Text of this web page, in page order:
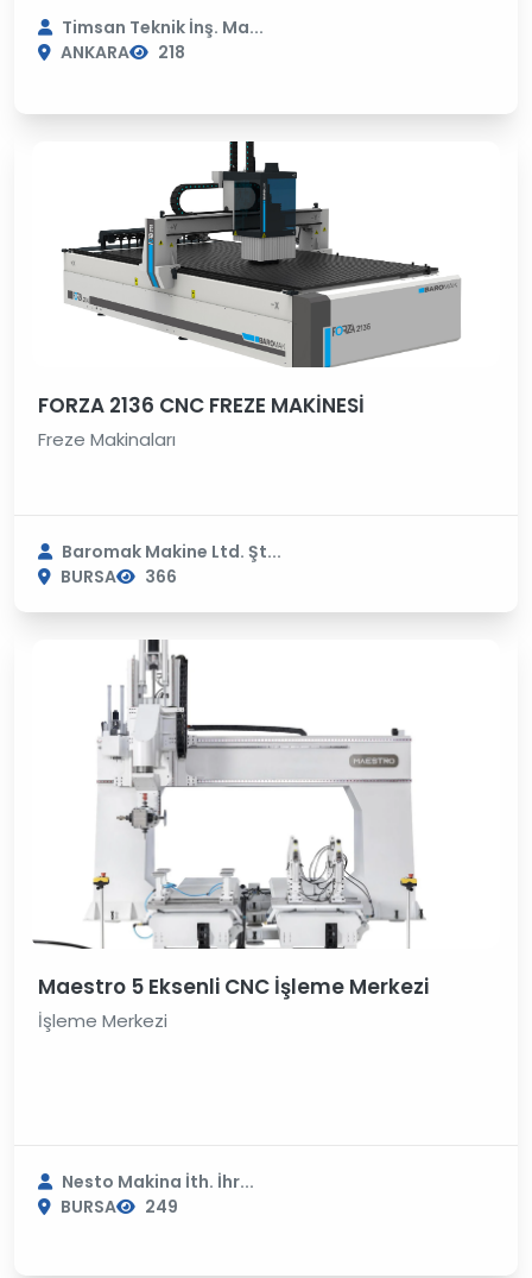
Timsan Teknik İnş. Ma...
ANKARA
218
FORZA 2136 CNC FREZE MAKİNESİ
Freze Makinaları
Baromak Makine Ltd. Şt...
BURSA
366
Maestro 5 Eksenli CNC İşleme Merkezi
İşleme Merkezi
Nesto Makina İth. İhr...
BURSA
249